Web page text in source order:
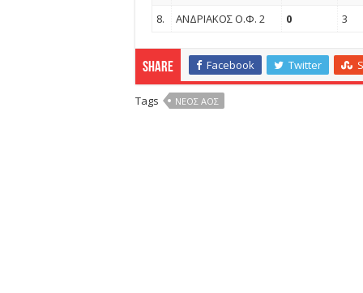
8.
ΑΝΔΡΙΑΚΟΣ Ο.Φ. 2 0 3
Share Facebook Twitter
Tags ΝΕΟΣ ΑΟΣ